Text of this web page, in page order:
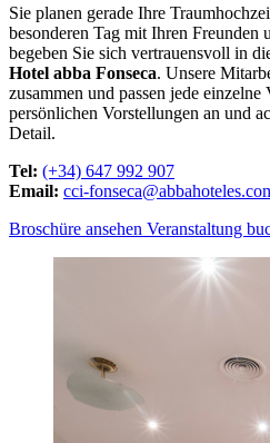
Sie planen gerade Ihre
besonderen Tag mit Ihren Freunden
begeben Sie sich vertrauensvoll in
Hotel abba Fonseca. Unsere
zusammen und passen jede
persönlichen Vorstellungen an und
Detail.
Tel: (+34) 647 992 907
Email: cci-
Broschüre ansehen Veranstaltung